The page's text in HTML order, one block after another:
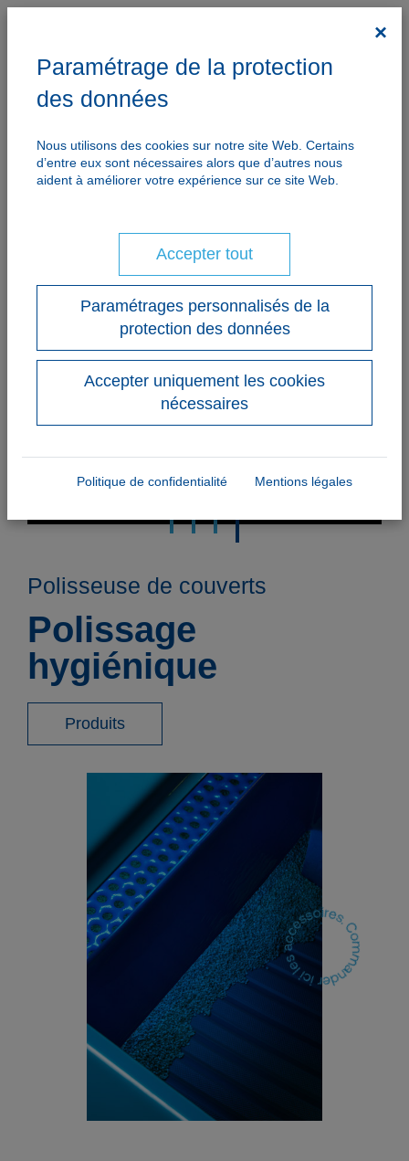
Polisseuse de couverts
Polissage
hygiénique
Produits
×
Paramétrage de la protection
des données
Nous utilisons des cookies sur notre site Web. Certains
d’entre eux sont nécessaires alors que d’autres nous
aident à améliorer votre expérience sur ce site Web.
Accepter tout
Paramétrages personnalisés de la
protection des données
Accepter uniquement les cookies
nécessaires
Politique de confidentialité Mentions légales